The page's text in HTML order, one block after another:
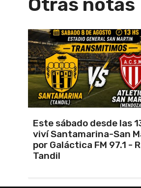
Vuelve el torneo oficial
hockey